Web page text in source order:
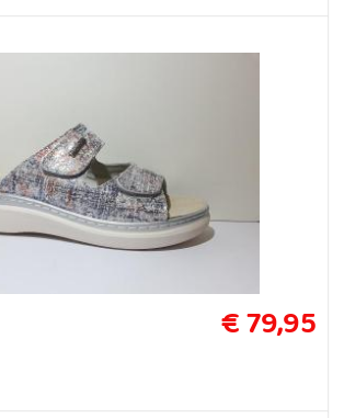
€ 79,95